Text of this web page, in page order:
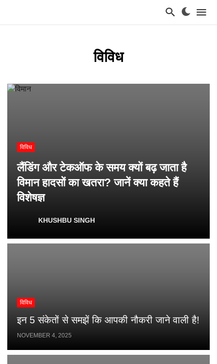
विविध
विविध
लैंडिंग और टेकऑफ के समय क्यों बढ़ जाता है
विमान हादसों का खतरा? जानें क्या कहते हैं
विशेषज्ञ
KHUSHBU SINGH
विविध
इन 5 संकेतों से समझें कि आपकी नौकरी जाने वाली है!
NOVEMBER 4, 2025